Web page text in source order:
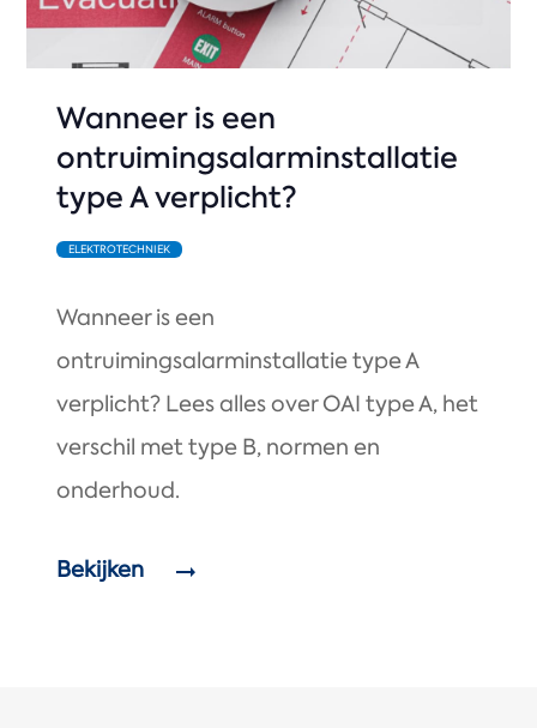
Wanneer is een
ontruimingsalarminstallatie
type A verplicht?
ELEKTROTECHNIEK
Wanneer is een
ontruimingsalarminstallatie type A
verplicht? Lees alles over OAI type A, het
verschil met type B, normen en
onderhoud.
Bekijken